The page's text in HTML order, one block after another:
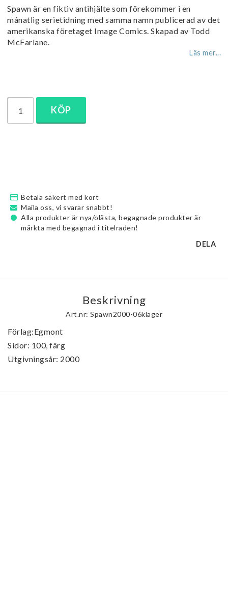
Spawn är en fiktiv antihjälte som förekommer i en
månatlig serietidning med samma namn publicerad av det
amerikanska företaget Image Comics. Skapad av Todd
McFarlane.
Läs mer...
KÖP
Betala säkert med kort
Maila oss, vi svarar snabbt!
Alla produkter är nya/olästa, begagnade produkter är
märkta med begagnad i titelraden!
DELA
Beskrivning
Art.nr: Spawn2000-06klager
Förlag:Egmont
Sidor: 100, färg
Utgivningsår: 2000